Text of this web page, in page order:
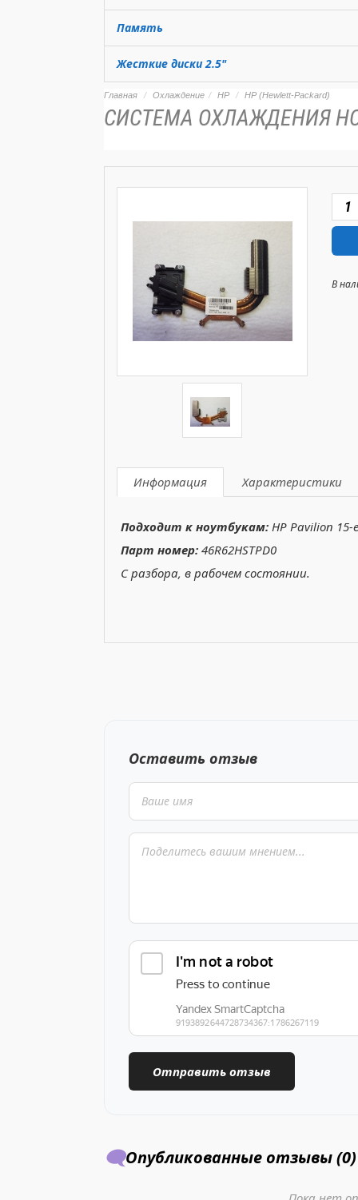
Память
Жесткие диски 2.5"
Главная Охлаждение HP HP (Hewlett-Packard)
СИСТЕМА ОХЛАЖДЕНИЯ
В
Информация Характеристики
Подходит к ноутбукам: HP Pavilion 15-
Парт номер: 46R62HSTPD0
С разбора, в рабочем состоянии.
Оставить отзыв
🗨️Опубликованные отзывы (0)